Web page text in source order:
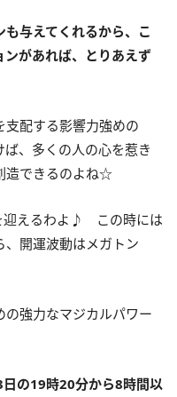
も与えてくれるから、こ
があれば、とりあえず
支配する影響力強めの
、多くの人の心を惹き
造できるのよね☆
迎えるわよ♪ この時には
開運波動はメガトン
強力なマジカルパワー
日の19時20分から8時間以